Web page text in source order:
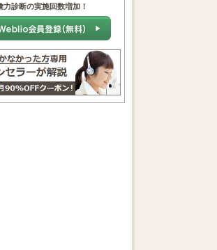
力診断の実施回数増加！